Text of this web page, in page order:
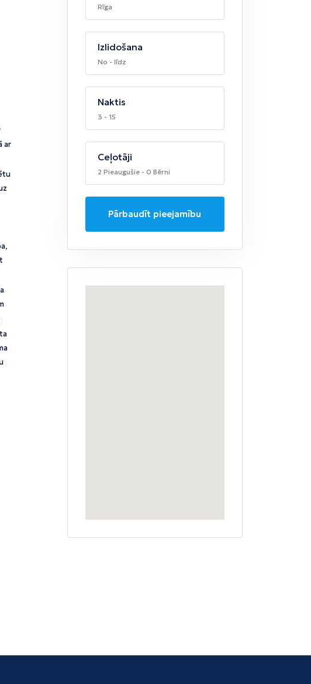
ar
Rīga
Izlidošana
No - līdz
Naktis
3 - 15
Ceļotāji
2 Pieaugušie - 0 Bērni
Pārbaudīt pieejamību